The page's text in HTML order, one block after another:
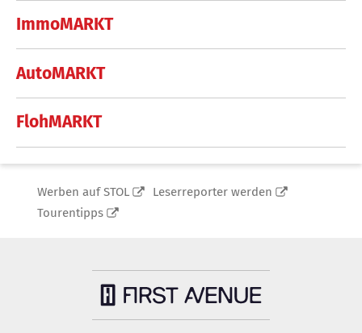
ImmoMARKT
AutoMARKT
FlohMARKT
Werben auf STOL
Leserreporter werden
Tourentipps